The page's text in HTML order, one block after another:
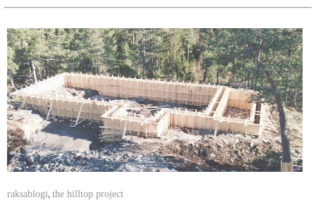
raksablogi,the hilltop project